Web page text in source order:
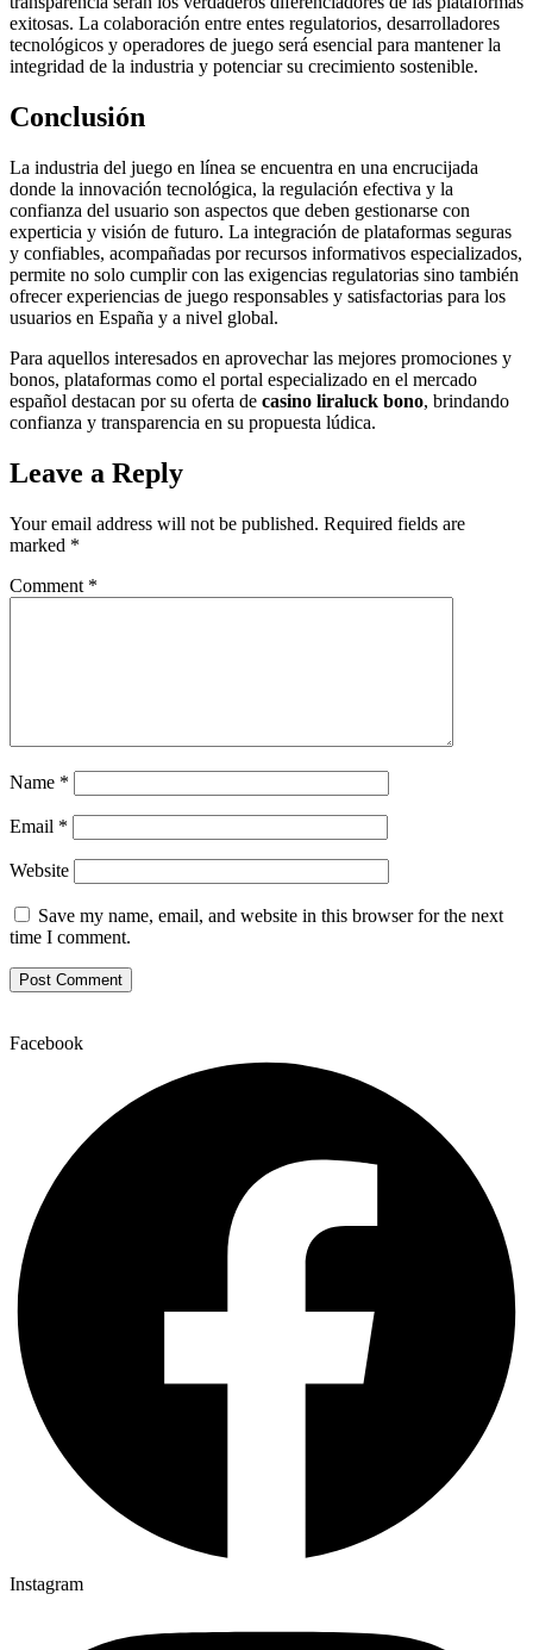
exitosas. La colaboración entre entes regulatorios, desarrolladores
tecnológicos y operadores de juego será esencial para mantener la
integridad de la industria y potenciar su crecimiento sostenible.
Conclusión
La industria del juego en línea se encuentra en una encrucijada
donde la innovación tecnológica, la regulación efectiva y la
confianza del usuario son aspectos que deben gestionarse con
experticia y visión de futuro. La integración de plataformas seguras
y confiables, acompañadas por recursos informativos especializados,
permite no solo cumplir con las exigencias regulatorias sino también
ofrecer experiencias de juego responsables y satisfactorias para los
usuarios en España y a nivel global.
Para aquellos interesados en aprovechar las mejores promociones y
bonos, plataformas como el portal especializado en el mercado
español destacan por su oferta de casino liraluck bono, brindando
confianza y transparencia en su propuesta lúdica.
Leave a Reply
Your email address will not be published. Required fields are
marked *
Comment *
Name *
Email *
Website
Save my name, email, and website in this browser for the next
time I comment.
Facebook
Instagram